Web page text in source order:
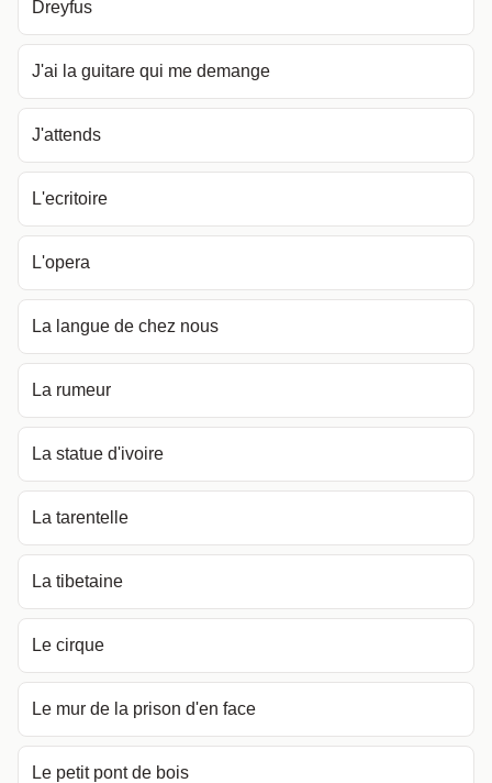
Dreyfus
J'ai la guitare qui me demange
J'attends
L'ecritoire
L'opera
La langue de chez nous
La rumeur
La statue d'ivoire
La tarentelle
La tibetaine
Le cirque
Le mur de la prison d'en face
Le petit pont de bois